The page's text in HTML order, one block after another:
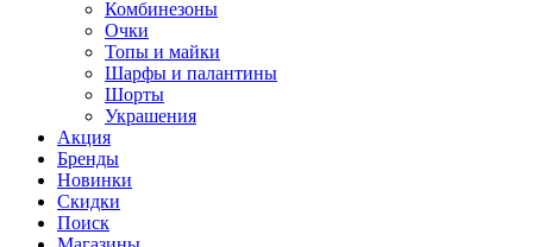
Комбинезоны
Очки
Топы и майки
Шарфы и палантины
Шорты
Украшения
Акция
Бренды
Новинки
Скидки
Поиск